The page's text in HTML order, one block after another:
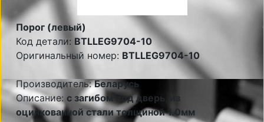
Порог (левый)
Код детали: BTLLEG9704-10
Оригинальный номер: BTLLEG9704-10
Производитель:Беларусь
Описание: с загибом под дверь, из
оцинкованной стали толщиной 1.0мм